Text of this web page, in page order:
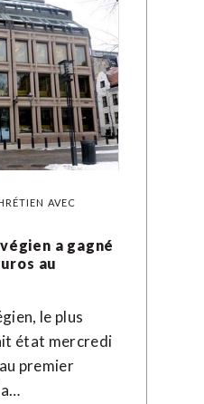
AVEC
a gagné
au
le plus
état mercredi
premier